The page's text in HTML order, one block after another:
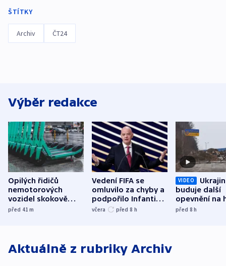
ŠTÍTKY
Archiv ČT24
Výběr redakce
Opilých řidičů
nemotorových
vozidel skokově
přibylo, nejvíc ve
před 41m
Vedení FIFA se
omluvilo za chyby a
podpořilo Infantina.
UEFA trvá na
včera před 8 h
VIDEO
buduje další
opevnění na
s Běloruskem
před 8h
Aktuálně z rubriky Archiv